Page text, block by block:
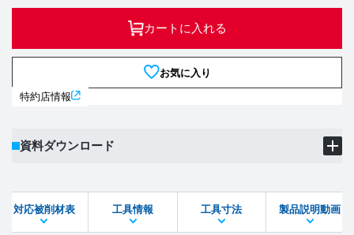
カートに入れる
お気に入り
特約店情報
資料ダウンロード
STEPファイル DXFファイル
対応被削材表 工具情報 工具寸法 製品説明動画